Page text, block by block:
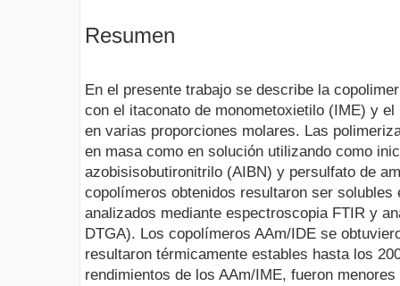
Resumen
En el presente trabajo se describe la
con el itaconato de monometoxietilo (IME) y
en varias proporciones molares. Las
en masa como en solución utilizando como
azobisisobutironitrilo (AIBN) y persulfato de
copolímeros obtenidos resultaron ser
analizados mediante espectroscopia FTIR y
DTGA). Los copolímeros AAm/IDE se
resultaron térmicamente estables hasta los
rendimientos de los AAm/IME, fueron